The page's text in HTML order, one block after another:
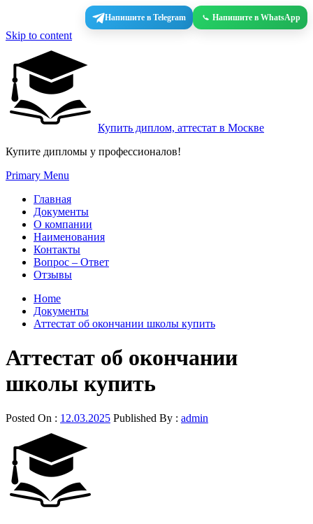
Напишите в Telegram Напишите в WhatsApp
Skip to content
Купить диплом, аттестат в Москве
Купите дипломы у профессионалов!
Primary Menu
Главная
Документы
О компании
Наименования
Контакты
Вопрос – Ответ
Отзывы
Home
Документы
Аттестат об окончании школы купить
Аттестат об окончании
школы купить
Posted On : 12.03.2025 Published By : admin